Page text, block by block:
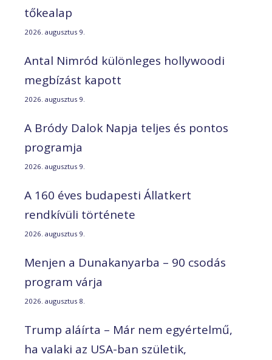
tőkealap
2026. augusztus 9.
Antal Nimród különleges hollywoodi
megbízást kapott
2026. augusztus 9.
A Bródy Dalok Napja teljes és pontos
programja
2026. augusztus 9.
A 160 éves budapesti Állatkert
rendkívüli története
2026. augusztus 9.
Menjen a Dunakanyarba – 90 csodás
program várja
2026. augusztus 8.
Trump aláírta – Már nem egyértelmű,
ha valaki az USA-ban születik,